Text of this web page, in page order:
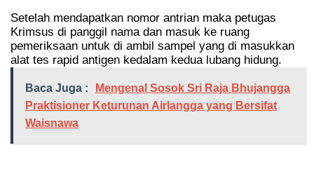
Setelah mendapatkan nomor antrian maka petugas
Krimsus di panggil nama dan masuk ke ruang
pemeriksaan untuk di ambil sampel yang di masukkan
alat tes rapid antigen kedalam kedua lubang hidung.
Baca Juga :
Mengenal Sosok Sri Raja Bhujangga
Praktisioner Keturunan Airlangga yang Bersifat
Waisnawa